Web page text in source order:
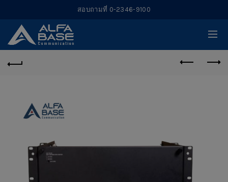
สอบถามที่ 0-2346-9100